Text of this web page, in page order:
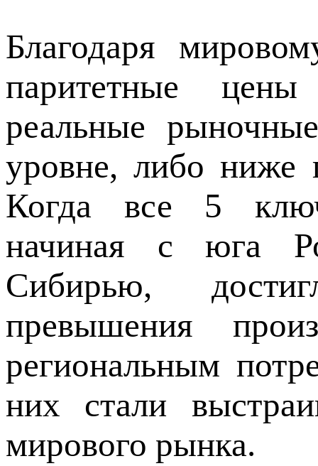
Благодаря
паритетные
реальные
уровне, либо ниже
Когда все 5
начиная с юга
Сибирью,
превышения
региональным
них стали
мирового рынка.